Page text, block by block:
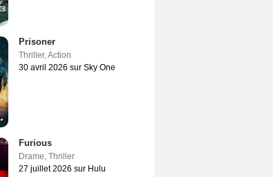
Prisoner
Thriller,Action
30 avril 2026 sur Sky One
Furious
Drame, Thriller
27 juillet 2026 sur Hulu